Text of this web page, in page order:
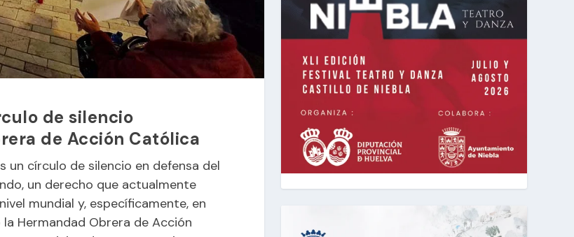
de silencio
de Acción Católica
un círculo de silencio en defensa del
un derecho que actualmente
mundial y, específicamente, en
Hermandad Obrera de Acción